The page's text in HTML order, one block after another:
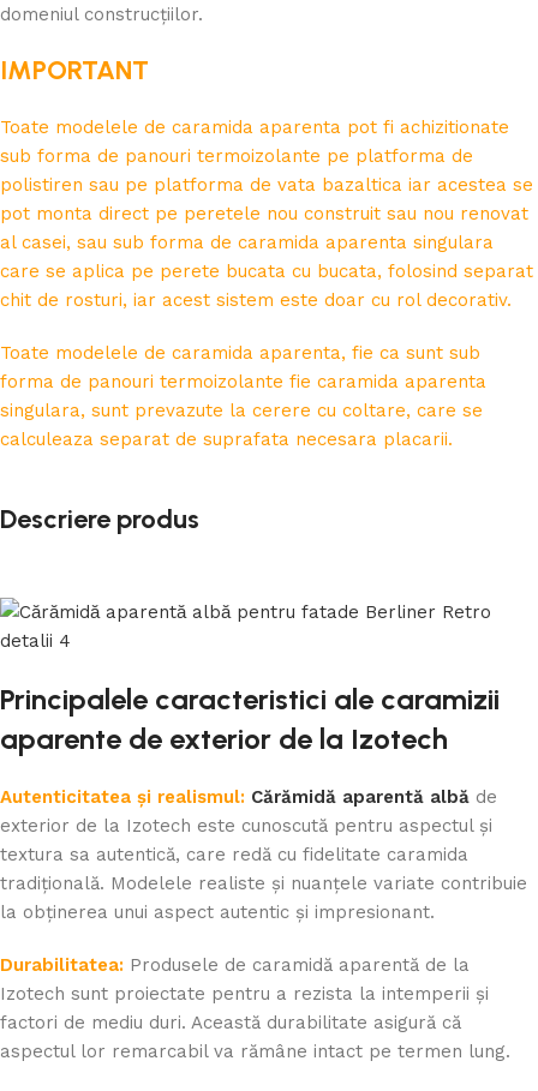
domeniul construcțiilor.
IMPORTANT
Toate modelele de caramida aparenta pot fi achizitionate
sub forma de panouri termoizolante pe platforma de
polistiren sau pe platforma de vata bazaltica iar acestea se
pot monta direct pe peretele nou construit sau nou renovat
al casei, sau sub forma de caramida aparenta singulara
care se aplica pe perete bucata cu bucata, folosind separat
chit de rosturi, iar acest sistem este doar cu rol decorativ.
Toate modelele de caramida aparenta, fie ca sunt sub
forma de panouri termoizolante fie caramida aparenta
singulara, sunt prevazute la cerere cu coltare, care se
calculeaza separat de suprafata necesara placarii.
Descriere produs
Principalele caracteristici ale caramizii
aparente de exterior de la Izotech
Autenticitatea și realismul: Cărămidă aparentă albă de
exterior de la Izotech este cunoscută pentru aspectul și
textura sa autentică, care redă cu fidelitate caramida
tradițională. Modelele realiste și nuanțele variate contribuie
la obținerea unui aspect autentic și impresionant.
Durabilitatea: Produsele de caramidă aparentă de la
Izotech sunt proiectate pentru a rezista la intemperii și
factori de mediu duri. Această durabilitate asigură că
aspectul lor remarcabil va rămâne intact pe termen lung.